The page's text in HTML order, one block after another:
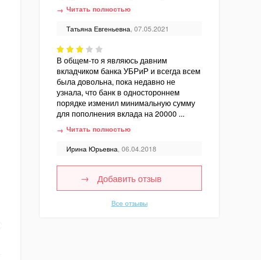
Читать полностью
Татьяна Евгеньевна, 07.05.2021
В общем-то я являюсь давним
вкладчиком банка УБРиР и всегда всем
была довольна, пока недавно не
узнала, что банк в одностороннем
порядке изменил минимальную сумму
для пополнения вклада на 20000 ...
Читать полностью
Ирина Юрьевна, 06.04.2018
Добавить отзыв
Все отзывы